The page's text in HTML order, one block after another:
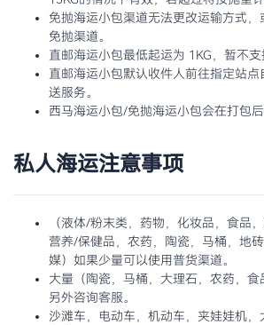
免抛海运小包渠道无法更改运输方式，
免抛渠道。
直邮海运小包最低起运为 1KG，暂不支
直邮海运小包默认收件人前往指定站
送服务。
西马海运小包/免抛海运小包会在打包后
私人海运注意事项
（液体/粉末类，药物，化妆品，食品
营养/保健品，农药，陶瓷，马桶，地
媒）如果少量可以使用普货渠道。
大量（陶瓷，马桶，大理石，农药，
另外咨询客服。
沙滩车，电动车，机动车，夹娃娃机